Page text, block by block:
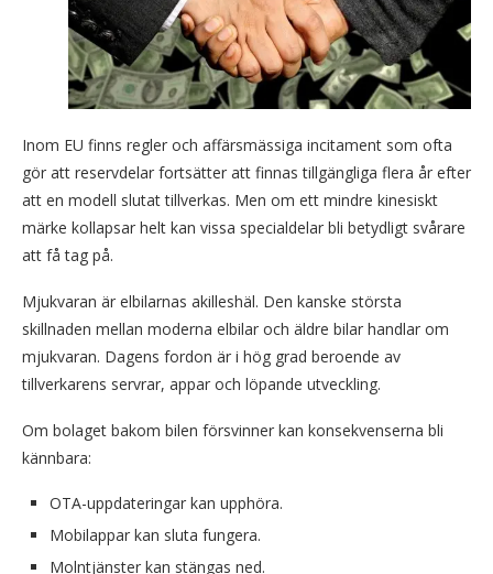
Inom EU finns regler och affärsmässiga incitament som ofta
gör att reservdelar fortsätter att finnas tillgängliga flera år efter
att en modell slutat tillverkas. Men om ett mindre kinesiskt
märke kollapsar helt kan vissa specialdelar bli betydligt svårare
att få tag på.
Mjukvaran är elbilarnas akilleshäl. Den kanske största
skillnaden mellan moderna elbilar och äldre bilar handlar om
mjukvaran. Dagens fordon är i hög grad beroende av
tillverkarens servrar, appar och löpande utveckling.
Om bolaget bakom bilen försvinner kan konsekvenserna bli
kännbara:
OTA-uppdateringar kan upphöra.
Mobilappar kan sluta fungera.
Molntjänster kan stängas ned.